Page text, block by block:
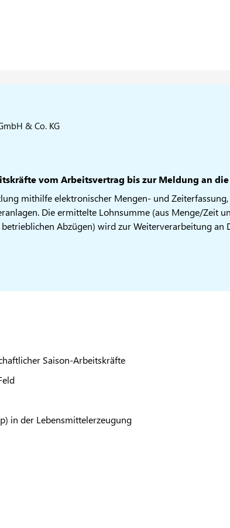
& Co. KG
vom Arbeitsvertrag bis zur Meldung an die
mithilfe elektronischer Mengen- und Zeiterfassung,
Die ermittelte Lohnsumme (aus Menge/Zeit
Abzügen) wird zur Weiterverarbeitung an
Saison-Arbeitskräfte
in der Lebensmittelerzeugung